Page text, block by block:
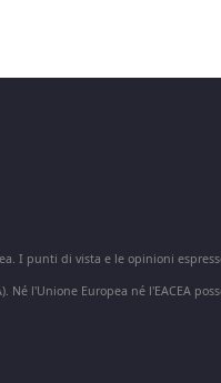
I punti di vista e le opinioni
Né l'Unione Europea né l'EACEA